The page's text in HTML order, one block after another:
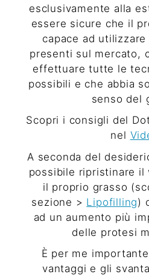
esclusivamente alla
essere sicure che il
capace ad
presenti sul mercato,
effettuare tutte le
possibili e che abbia
senso del
Scopri i consigli del
nel
A seconda del
possibile ripristinare il
il proprio grasso
sezione > Lipofilling)
ad un aumento più
delle protesi
È per me
vantaggi e gli